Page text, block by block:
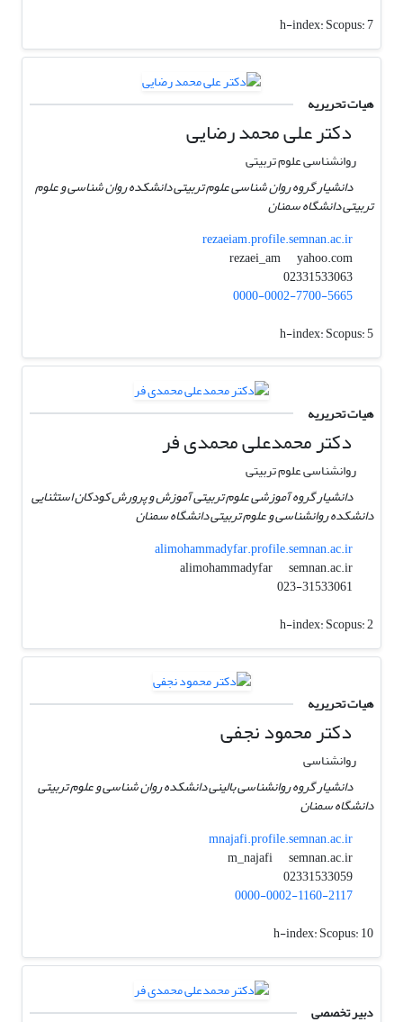
h-index:Scopus: 7
هیات تحریریه
دکتر علی محمد رضایی
روانشناسی علوم تربیتی
دانشیار گروه روان شناسی علوم تربیتی دانشکده روان شناسی و علوم
تربیتی دانشگاه سمنان
rezaeiam.profile.semnan.ac.ir
rezaei_am
yahoo.com
02331533063
0000-0002-7700-5665
h-index:Scopus: 5
هیات تحریریه
دکتر محمدعلی محمدی فر
روانشناسی علوم تربیتی
دانشیار گروه آموزشی علوم تربیتی آموزش و پرورش کودکان استثنایی
دانشکده روانشناسی و علوم تربیتی دانشگاه سمنان
alimohammadyfar.profile.semnan.ac.ir
alimohammadyfar
semnan.ac.ir
h-index:Scopus: 2
هیات تحریریه
دکتر محمود نجفی
روانشناسی
دانشیار گروه روانشناسی بالینی دانشکده روان شناسی و علوم تربیتی
دانشگاه سمنان
mnajafi.profile.semnan.ac.ir
m_najafi
semnan.ac.ir
02331533059
0000-0002-1160-2117
h-index:Scopus: 10
دبیر تخصصی